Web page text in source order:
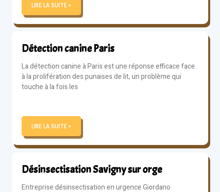
LIRE LA SUITE »
Détection canine Paris
La détection canine à Paris est une réponse efficace face
à la prolifération des punaises de lit, un problème qui
touche à la fois les
LIRE LA SUITE »
Désinsectisation Savigny sur orge
Entreprise désinsectisation en urgence Giordano